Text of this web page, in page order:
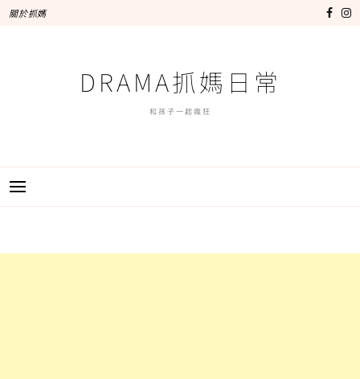
關於抓媽
DRAMA抓媽日常
和孩子一起瘋狂